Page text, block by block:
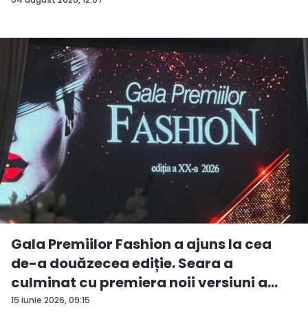
15 iunie 2026, 09:15
Gala Premiilor Fashion a ajuns la cea
de-a douăzecea ediție. Seara a
culminat cu premiera noii versiuni a
pie...